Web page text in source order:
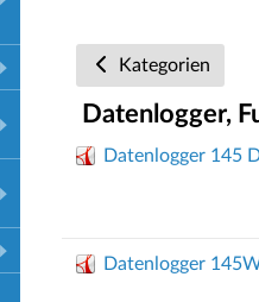
Kategorien
Datenlogger,
Datenlogger 145
Datenlogger